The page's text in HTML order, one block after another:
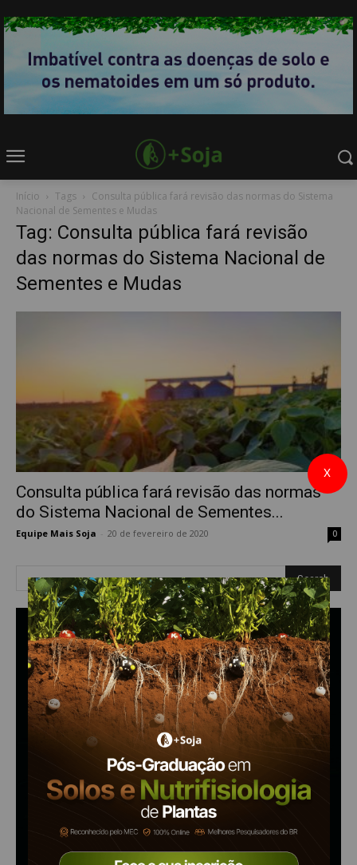
Início Tags
Consulta pública fará revisão das normas do Sistema
Nacional de Sementes e Mudas
Tag: Consulta pública fará revisão
das normas do Sistema Nacional de
Sementes e Mudas
Consulta pública fará revisão das normas
do Sistema Nacional de Sementes...
Equipe Mais Soja 20 de fevereiro de 2020 0
X